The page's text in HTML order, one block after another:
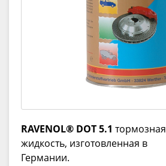
RAVENOL® DOT 5.1 тормозная
жидкость, изготовленная в
Германии.